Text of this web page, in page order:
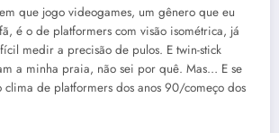
que jogo videogames, um gênero que eu
é o de platformers com visão isométrica, já
medir a precisão de pulos. E twin-stick
a minha praia, não sei por quê. Mas… E se
clima de platformers dos anos 90/começo dos